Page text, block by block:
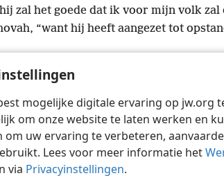
mogelijke digitale ervaring op jw.org
om onze website te laten werken en
om uw ervaring te verbeteren,
Lees voor meer informatie het
via Privacyinstellingen.
zal het goede dat ik voor mijn volk
“want hij heeft aangezet tot
Copyright © 2026 Watch Tower Bible and Tract